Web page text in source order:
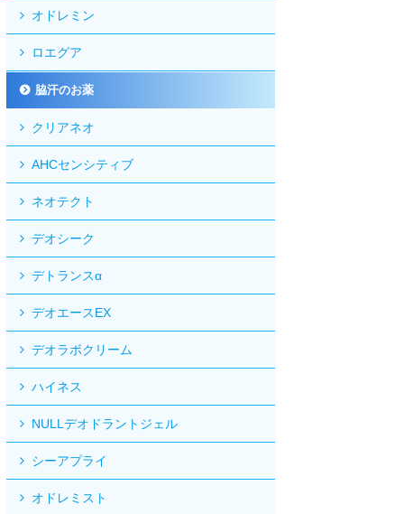
オドレミン
ロエグア
脇汗のお薬
クリアネオ
AHCセンシティブ
ネオテクト
デオシーク
デトランスα
デオエースEX
デオラボクリーム
ハイネス
NULLデオドラントジェル
シーアプライ
オドレミスト